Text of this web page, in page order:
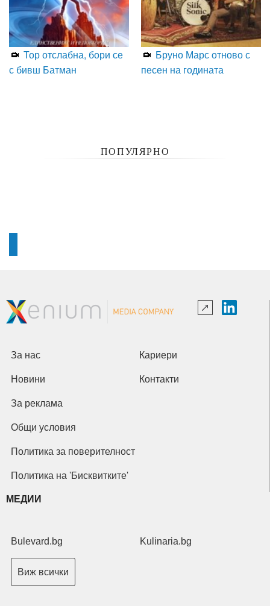
Тор отслабна, бори се
с бивш Батман
Бруно Марс отново с
песен на годината
ПОПУЛЯРНО
За нас Кариери
Новини Контакти
За реклама
Общи условия
Политика за поверителност
Политика на 'Бисквитките'
МЕДИИ
Bulevard.bg Kulinaria.bg
Виж всички